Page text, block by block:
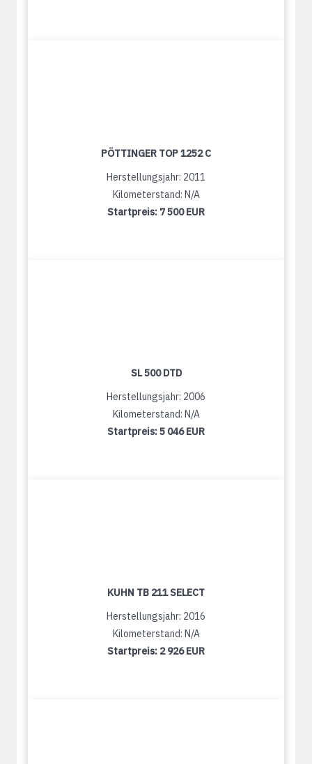
PÖTTINGER TOP 1252 C
Herstellungsjahr: 2011
Kilometerstand: N/A
Startpreis: 7 500 EUR
SL 500 DTD
Herstellungsjahr: 2006
Kilometerstand: N/A
Startpreis:5 046 EUR
KUHN TB 211 SELECT
Herstellungsjahr: 2016
Kilometerstand: N/A
Startpreis: 2 926 EUR